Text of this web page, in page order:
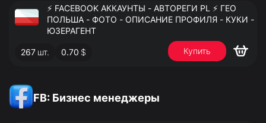
⚡️ FACEBOOK АККАУНТЫ - АВТОРЕГИ PL ⚡️ ГЕО
ПОЛЬША - ФОТО - ОПИСАНИЕ ПРОФИЛЯ - КУКИ -
ЮЗЕРАГЕНТ
267 шт. 0.70 $ Купить
FB: Бизнес менеджеры